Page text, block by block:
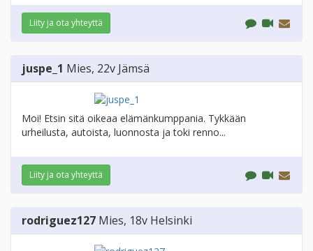
Liity ja ota yhteyttä
juspe_1 Mies, 22v Jämsä
Moi! Etsin sitä oikeaa elämänkumppania. Tykkään
urheilusta, autoista, luonnosta ja toki renno...
Liity ja ota yhteyttä
rodriguez127 Mies, 18v Helsinki